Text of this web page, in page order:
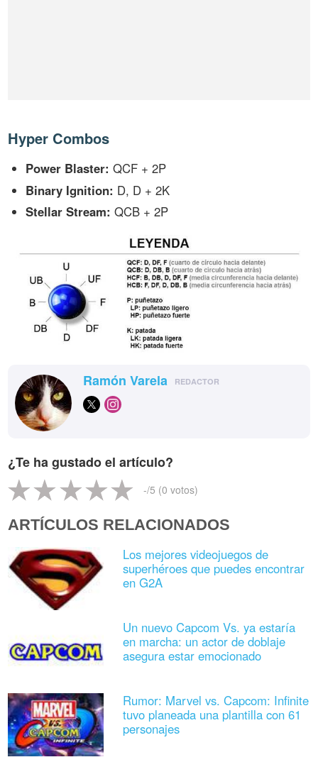
Hyper Combos
Power Blaster: QCF + 2P
Binary Ignition: D, D + 2K
Stellar Stream: QCB + 2P
Ramón Varela REDACTOR
¿Te ha gustado el artículo?
-/5 (0 votos)
ARTÍCULOS RELACIONADOS
Los mejores videojuegos de
superhéroes que puedes encontrar
en G2A
Un nuevo Capcom Vs. ya estaría
en marcha: un actor de doblaje
asegura estar emocionado
Rumor: Marvel vs. Capcom: Infinite
tuvo planeada una plantilla con 61
personajes